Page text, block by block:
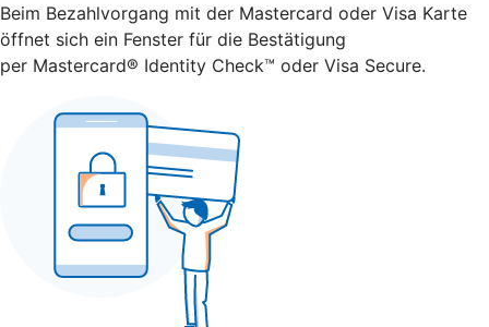
Beim Bezahlvorgang mit der Mastercard oder Visa Karte
öffnet sich ein Fenster für die Bestätigung
per Mastercard® Identity Check™ oder Visa Secure.